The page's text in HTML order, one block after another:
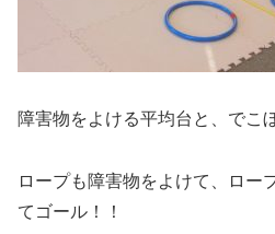
障害物をよける平均台と、でこ
ロープも障害物をよけて、ロー
てゴール！！